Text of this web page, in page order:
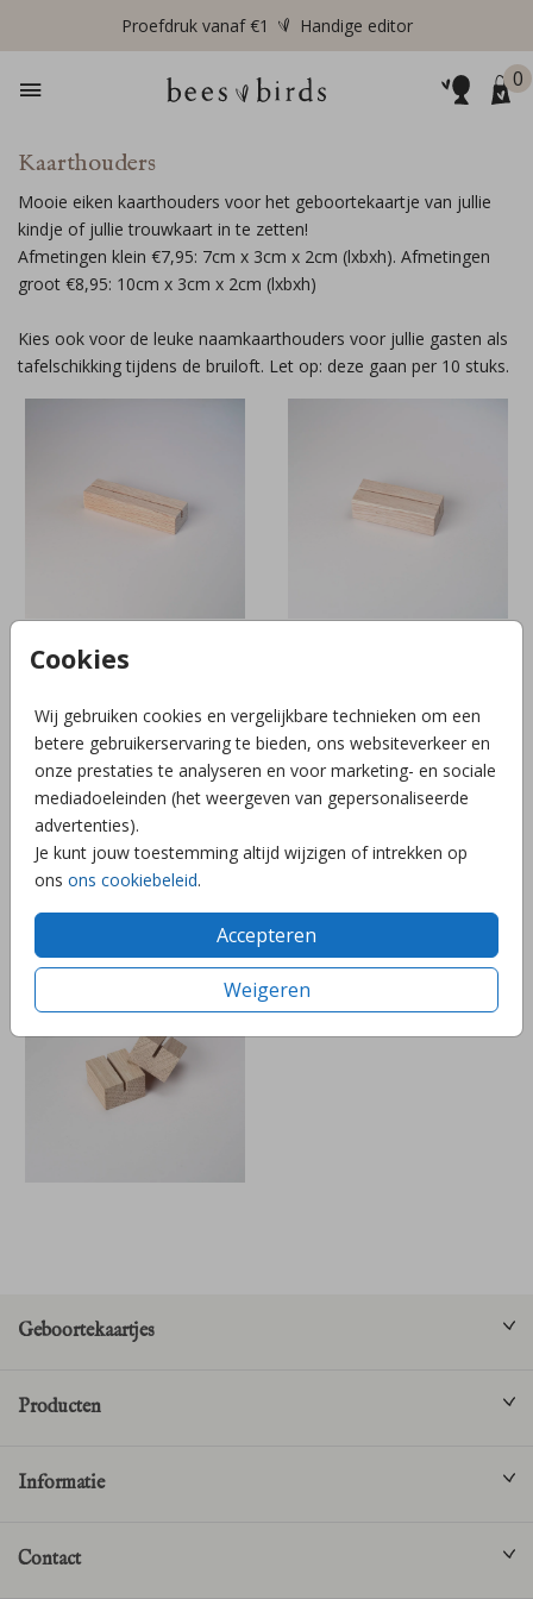
Proefdruk vanaf €1 Handige editor
0
Cookies
Wij gebruiken cookies en vergelijkbare technieken om een
betere gebruikerservaring te bieden, ons websiteverkeer en
onze prestaties te analyseren en voor marketing- en sociale
mediadoeleinden (het weergeven van gepersonaliseerde
advertenties).
Je kunt jouw toestemming altijd wijzigen of intrekken op
ons ons cookiebeleid.
Accepteren
Weigeren
Kaarthouders
Mooie eiken kaarthouders voor het geboortekaartje van jullie
kindje of jullie trouwkaart in te zetten!
Afmetingen klein €7,95: 7cm x 3cm x 2cm (lxbxh). Afmetingen
groot €8,95: 10cm x 3cm x 2cm (lxbxh)
Kies ook voor de leuke naamkaarthouders voor jullie gasten als
tafelschikking tijdens de bruiloft. Let op: deze gaan per 10 stuks.
Geboortekaartjes
Producten
Informatie
Contact